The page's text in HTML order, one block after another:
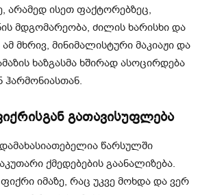
არამედ ისეთ ფაქტორებზეც,
მდგომარეობა, ძილის ხარისხი და
მხრივ, მინიმალისტური მაკიაჟი და
ხაზგასმა ხშირად ასოცირდება
ჰარმონიასთან.
გათავისუფლება
წარსულში
ქმედებების გაანალიზება.
იმაზე, რაც უკვე მოხდა და ვერ